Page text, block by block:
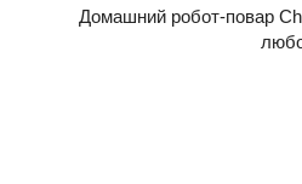
Домашний робот-повар